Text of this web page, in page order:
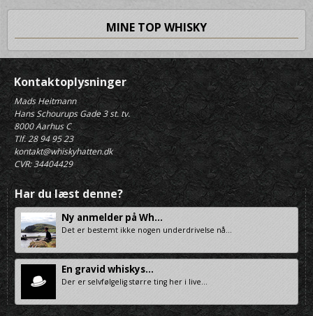
MINE TOP WHISKY
Kontaktoplysninger
Mads Heitmann
Hans Schourups Gade 3 st. tv.
8000 Aarhus C
Tlf. 28 94 95 23
kontakt@whiskyhatten.dk
CVR: 34404429
Har du læst denne?
Ny anmelder på Wh...
Det er bestemt ikke nogen underdrivelse nå...
En gravid whiskys...
Der er selvfølgelig større ting her i live...